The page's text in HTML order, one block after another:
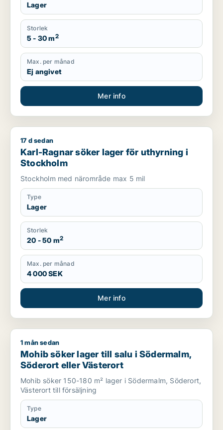
Lager
Storlek
5 - 30 m2
Max. per månad
Ej angivet
Mer info
Karl-Ragnar söker lager för uthyrning i Stockholm
17 d sedan
Karl-Ragnar söker lager för uthyrning i
Stockholm
Stockholm med närområde max 5 mil
Type
Lager
Storlek
20 - 50 m2
Max. per månad
4 000 SEK
Mer info
Mohib söker lager till salu i Södermalm, Söderort eller
1 mån sedan
Mohib söker lager till salu i Södermalm,
Söderort eller Västerort
Mohib söker 150-180 m² lager i Södermalm, Söderort,
Västerort till försäljning
Type
Lager